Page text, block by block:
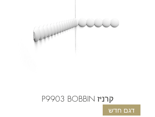
קרניז P9903 BOBBIN
דגם חדש